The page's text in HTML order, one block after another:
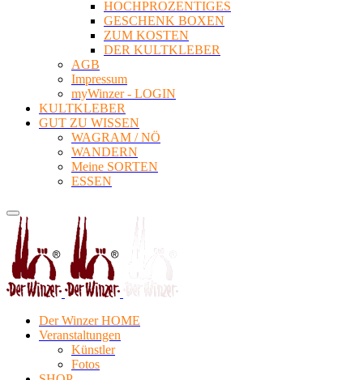
HOCHPROZENTIGES
GESCHENK BOXEN
ZUM KOSTEN
DER KULTKLEBER
AGB
Impressum
myWinzer - LOGIN
KULTKLEBER
GUT ZU WISSEN
WAGRAM / NÖ
WANDERN
Meine SORTEN
ESSEN
Der Winzer HOME
Veranstaltungen
Künstler
Fotos